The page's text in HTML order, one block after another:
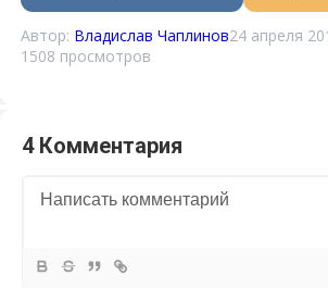
Автор: Владислав Чаплинов24 апреля
1508 просмотров
4 Комментария